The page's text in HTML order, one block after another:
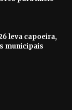
leva capoeira,
municipais